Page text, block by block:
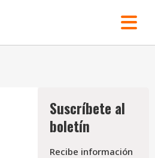
Suscríbete al
boletín
Recibe información